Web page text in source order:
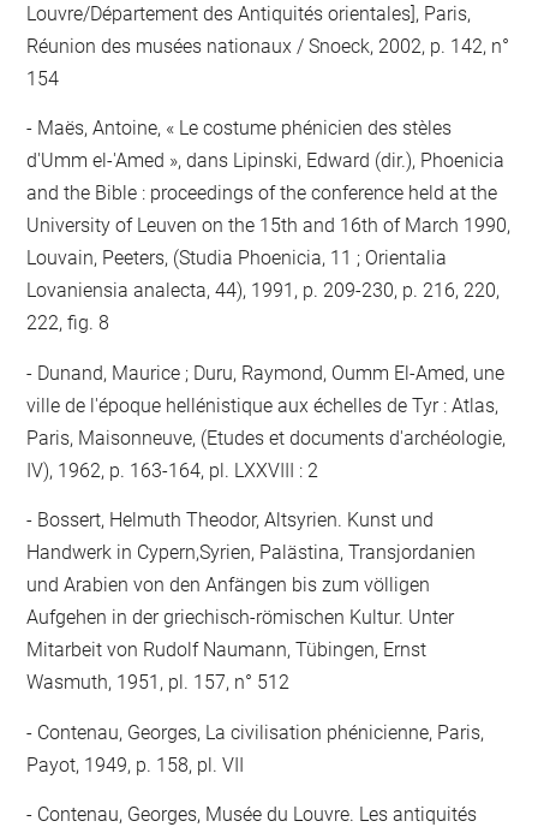
Louvre/Département des Antiquités orientales], Paris,
Réunion des musées nationaux / Snoeck, 2002, p. 142, n°
154
Maës, Antoine, « Le costume phénicien des stèles
d'Umm el-'Amed », dans Lipinski, Edward (dir.), Phoenicia
and the Bible : proceedings of the conference held at the
University of Leuven on the 15th and 16th of March 1990,
Louvain, Peeters, (Studia Phoenicia, 11 ; Orientalia
Lovaniensia analecta, 44), 1991, p. 209-230, p. 216, 220,
222, fig. 8
Dunand, Maurice ; Duru, Raymond, Oumm El-Amed, une
ville de l'époque hellénistique aux échelles de Tyr : Atlas,
Paris, Maisonneuve, (Etudes et documents d'archéologie,
IV), 1962, p. 163-164, pl. LXXVIII : 2
Bossert, Helmuth Theodor, Altsyrien. Kunst und
Handwerk in Cypern,Syrien, Palästina, Transjordanien
und Arabien von den Anfängen bis zum völligen
Aufgehen in der griechisch-römischen Kultur. Unter
Mitarbeit von Rudolf Naumann, Tübingen, Ernst
Wasmuth, 1951, pl. 157, n° 512
Contenau, Georges, La civilisation phénicienne, Paris,
Payot, 1949, p. 158, pl. VII
Contenau, Georges, Musée du Louvre. Les antiquités